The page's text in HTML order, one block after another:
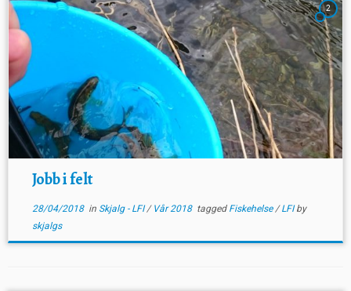
2
Jobb i felt
28/04/2018in Skjalg - LFI/ Vår 2018 tagged Fiskehelse/LFIby
skjalgs